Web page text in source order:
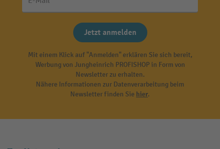
Jetzt anmelden
Mit einem Klick auf "Anmelden" erklären Sie sich bereit,
Werbung von Jungheinrich PROFISHOP in Form von
Newsletter zu erhalten.
Nähere Informationen zur Datenverarbeitung beim
Newsletter finden Sie hier.